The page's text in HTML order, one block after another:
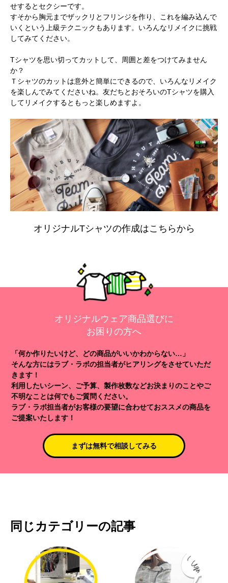
せするとセクシーです。
すそから胸元までザックリとフリンジを作り、これを編み込んで
いくという上級テクニックもあります。いろんなリメイクに挑戦
してみてください。
Tシャツを思い切ってカットして、周囲と差をつけてみません
か？
Ｔシャツのカットは意外と簡単にできるので、いろんなリメイク
を楽しんでみてくださいね。友だちとおそろいのTシャツを購入
してリメイクするともっと楽しめますよ。
オリジナルTシャツの作成はこちらから
オリジナルウェア商品選びに
お困りの方へ
「何か作りたいけど、どの商品がいいかわからない…」
そんな方にはラブ・ラボの担当者がヒアリングをさせていただ
きます！
利用したいシーン、ご予算、製作枚数などお決まりのことやご
不明なことは何でもご質問ください。
ラブ・ラボ担当者がお客様の要望に合わせておススメの商品を
ご提案いたします！
まずは無料で相談してみる
同じカテゴリーの記事